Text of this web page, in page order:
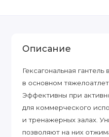
Описание
Гексагональная
в основном
Эффективны при
для коммерческого
и тренажерных залах.
позволяют на них